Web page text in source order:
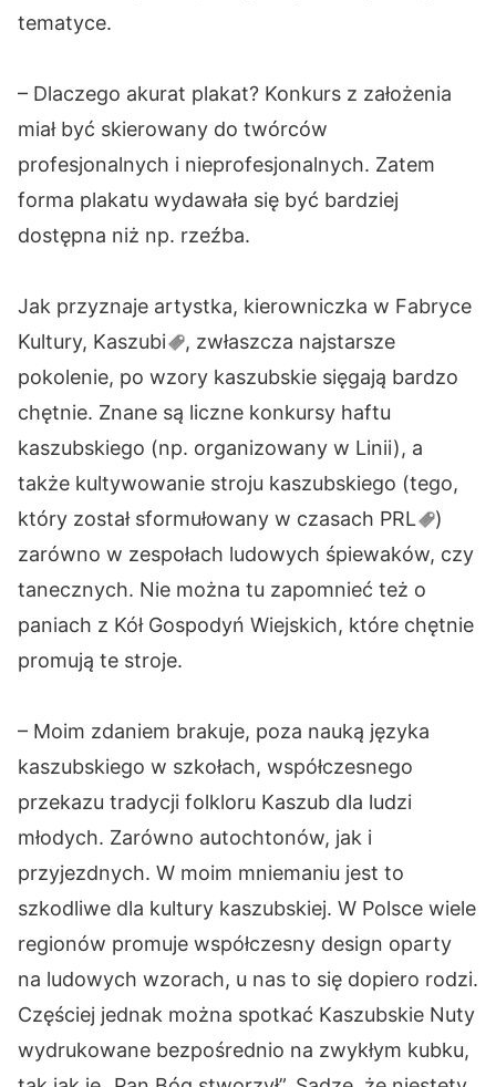
tematyce.
– Dlaczego akurat plakat? Konkurs z założenia
miał być skierowany do twórców
profesjonalnych i nieprofesjonalnych. Zatem
forma plakatu wydawała się być bardziej
dostępna niż np. rzeźba.
Jak przyznaje artystka, kierowniczka w Fabryce
Kultury, Kaszubi
, zwłaszcza najstarsze
pokolenie, po wzory kaszubskie sięgają bardzo
chętnie. Znane są liczne konkursy haftu
kaszubskiego (np. organizowany w Linii), a
także kultywowanie stroju kaszubskiego (tego,
który został sformułowany w czasach PRL
)
zarówno w zespołach ludowych śpiewaków, czy
tanecznych. Nie można tu zapomnieć też o
paniach z Kół Gospodyń Wiejskich, które chętnie
promują te stroje.
– Moim zdaniem brakuje, poza nauką języka
kaszubskiego w szkołach, współczesnego
przekazu tradycji folkloru Kaszub dla ludzi
młodych. Zarówno autochtonów, jak i
przyjezdnych. W moim mniemaniu jest to
szkodliwe dla kultury kaszubskiej. W Polsce wiele
regionów promuje współczesny design oparty
na ludowych wzorach, u nas to się dopiero rodzi.
Częściej jednak można spotkać Kaszubskie Nuty
wydrukowane bezpośrednio na zwykłym kubku,